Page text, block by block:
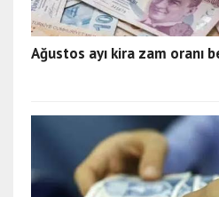
Ağustos ayı kira zam oranı